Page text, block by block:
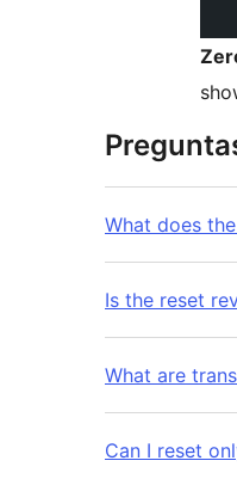
What does
Is the reset
What are
Can I reset